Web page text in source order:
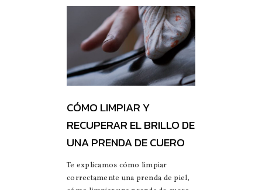
CÓMO LIMPIAR Y
RECUPERAR EL BRILLO DE
UNA PRENDA DE CUERO
Te explicamos cómo limpiar
correctamente una prenda de piel,